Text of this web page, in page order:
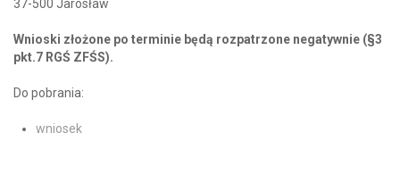
37-500 Jarosław
Wnioski złożone po terminie będą rozpatrzone negatywnie (§3
pkt.7 RGŚ ZFŚS).
Do pobrania:
wniosek